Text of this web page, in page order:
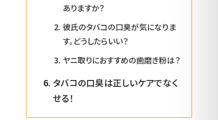
ありますか？
彼氏のタバコの口臭が気になりま
す。どうしたらいい？
ヤニ取りにおすすめの歯磨き粉は？
タバコの口臭は正しいケアでなく
せる！